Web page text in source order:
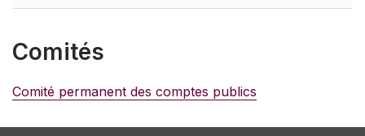
Comités
Comité permanent des comptes publics